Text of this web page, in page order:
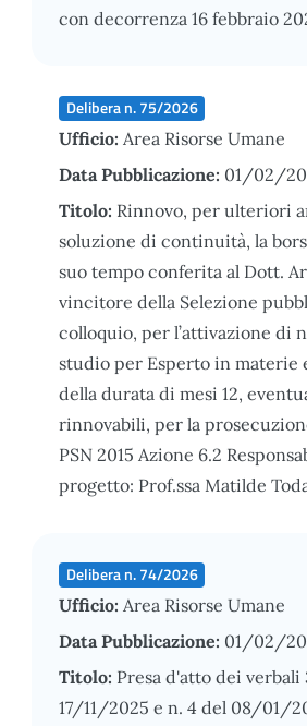
con decorrenza 16 febbraio
Delibera n. 75/2026
Ufficio: Area Risorse Umane
Data Pubblicazione: 01/02/
Titolo: Rinnovo, per ulteriori
soluzione di continuità, la
suo tempo conferita al Dott.
vincitore della Selezione
colloquio, per l’attivazione di
studio per Esperto in materie
della durata di mesi 12,
rinnovabili, per la
PSN 2015 Azione 6.2
progetto: Prof.ssa Matilde
Delibera n. 74/2026
Ufficio: Area Risorse Umane
Data Pubblicazione: 01/02/
Titolo: Presa d'atto dei verbali
17/11/2025 e n. 4 del 08/01/